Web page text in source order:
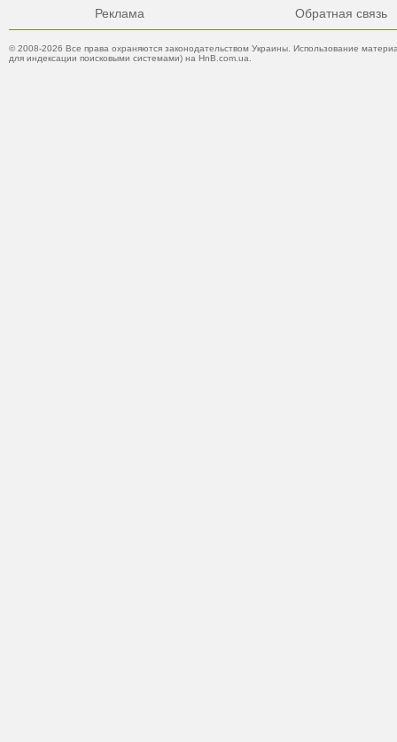
Реклама Обратная связь
© 2008-2026 Все права охраняются законодательством Украины. Использование
для индексации поисковыми системами) на HnB.com.ua.